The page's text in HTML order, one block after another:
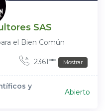
SAS
el Bien Común
2361*** Mostrar
y
Abierto